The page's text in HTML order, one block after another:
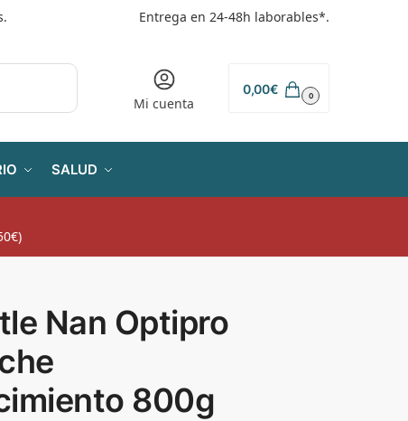
Entrega en 24-48h laborables*.
Mi cuenta
0,00€ 0
SALUD
Nan Optipro
800g